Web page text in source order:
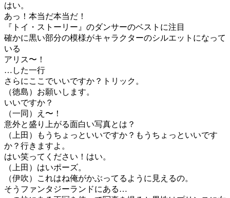
はい。
あっ！本当だ本当だ！
『トイ・ストーリー』のダンサーのベストに注目
確かに黒い部分の模様がキャラクターのシルエットになって
いる
アリス〜！
…した一行
さらにここでいいですか？トリック。
（徳島）お願いします。
いいですか？
（一同）え〜！
意外と盛り上がる面白い写真とは？
（上田）もうちょっといいですか？もうちょっといいです
か？行きますよ。
はい笑ってください！はい。
（上田）はいポーズ。
（伊吹）これはね俺がかぶってるように見えるの。
そうファンタジーランドにある…